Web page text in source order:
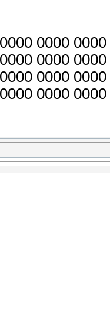
0000
0000
0000
0000